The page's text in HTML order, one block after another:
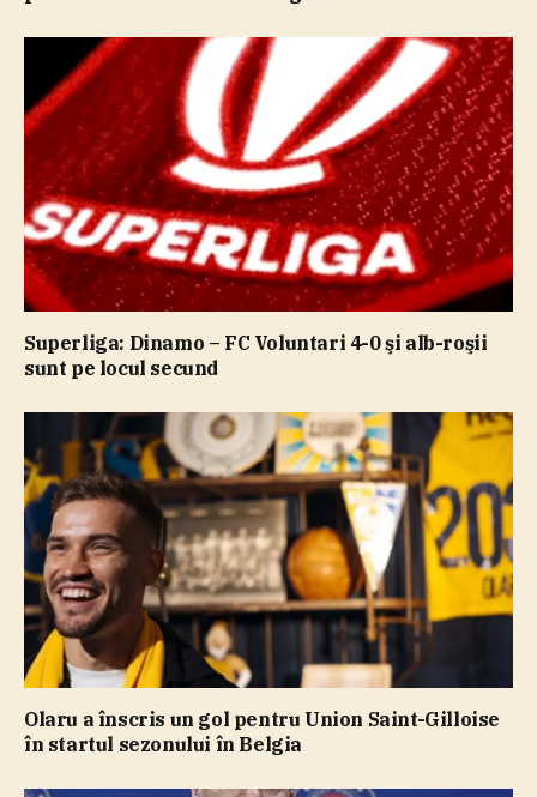
Superliga: Dinamo – FC Voluntari 4-0 şi alb-roşii
sunt pe locul secund
Olaru a înscris un gol pentru Union Saint-Gilloise
în startul sezonului în Belgia